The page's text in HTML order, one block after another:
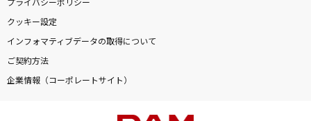
プライバシーポリシー
クッキー設定
インフォマティブデータの取得について
ご契約方法
企業情報（コーポレートサイト）